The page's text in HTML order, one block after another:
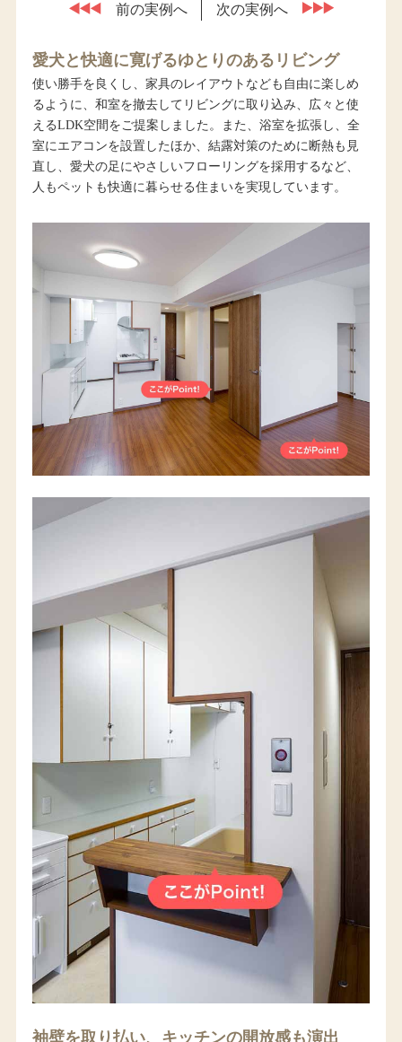
前の実例へ 次の実例へ
愛犬と快適に寛げるゆとりのあるリビング
使い勝手を良くし、家具のレイアウトなども自由に楽しめ
るように、和室を撤去してリビングに取り込み、広々と使
えるLDK空間をご提案しました。また、浴室を拡張し、全
室にエアコンを設置したほか、結露対策のために断熱も見
直し、愛犬の足にやさしいフローリングを採用するなど、
人もペットも快適に暮らせる住まいを実現しています。
袖壁を取り払い、キッチンの開放感も演出